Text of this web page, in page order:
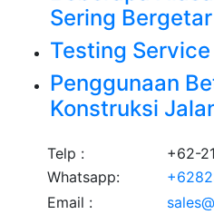
Sering Bergetar
Testing
Penggunaan
Konstruksi
Telp :
+62-
Whatsapp:
Email :